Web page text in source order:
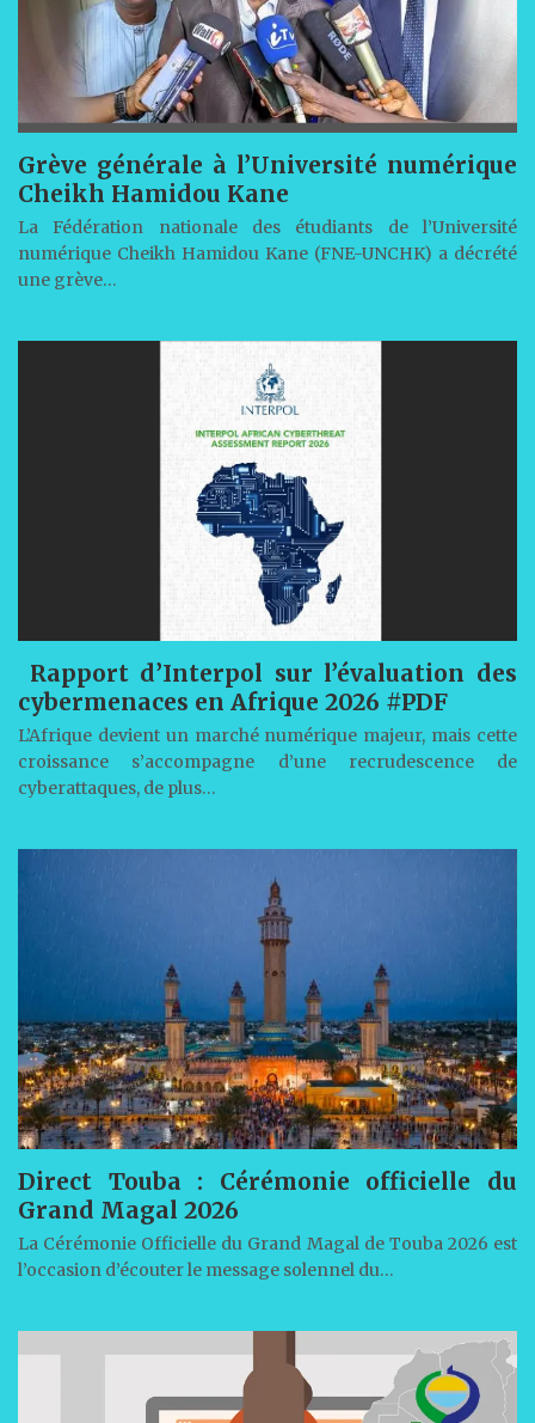
Grève générale à l’Université numérique
Cheikh Hamidou Kane
La Fédération nationale des étudiants de l’Université
numérique Cheikh Hamidou Kane (FNE-UNCHK) a décrété
une grève…
Rapport d’Interpol sur l’évaluation des
cybermenaces en Afrique 2026 #PDF
L’Afrique devient un marché numérique majeur, mais cette
croissance s’accompagne d’une recrudescence de
cyberattaques, de plus…
Direct Touba : Cérémonie officielle du
Grand Magal 2026
La Cérémonie Officielle du Grand Magal de Touba 2026 est
l’occasion d’écouter le message solennel du…